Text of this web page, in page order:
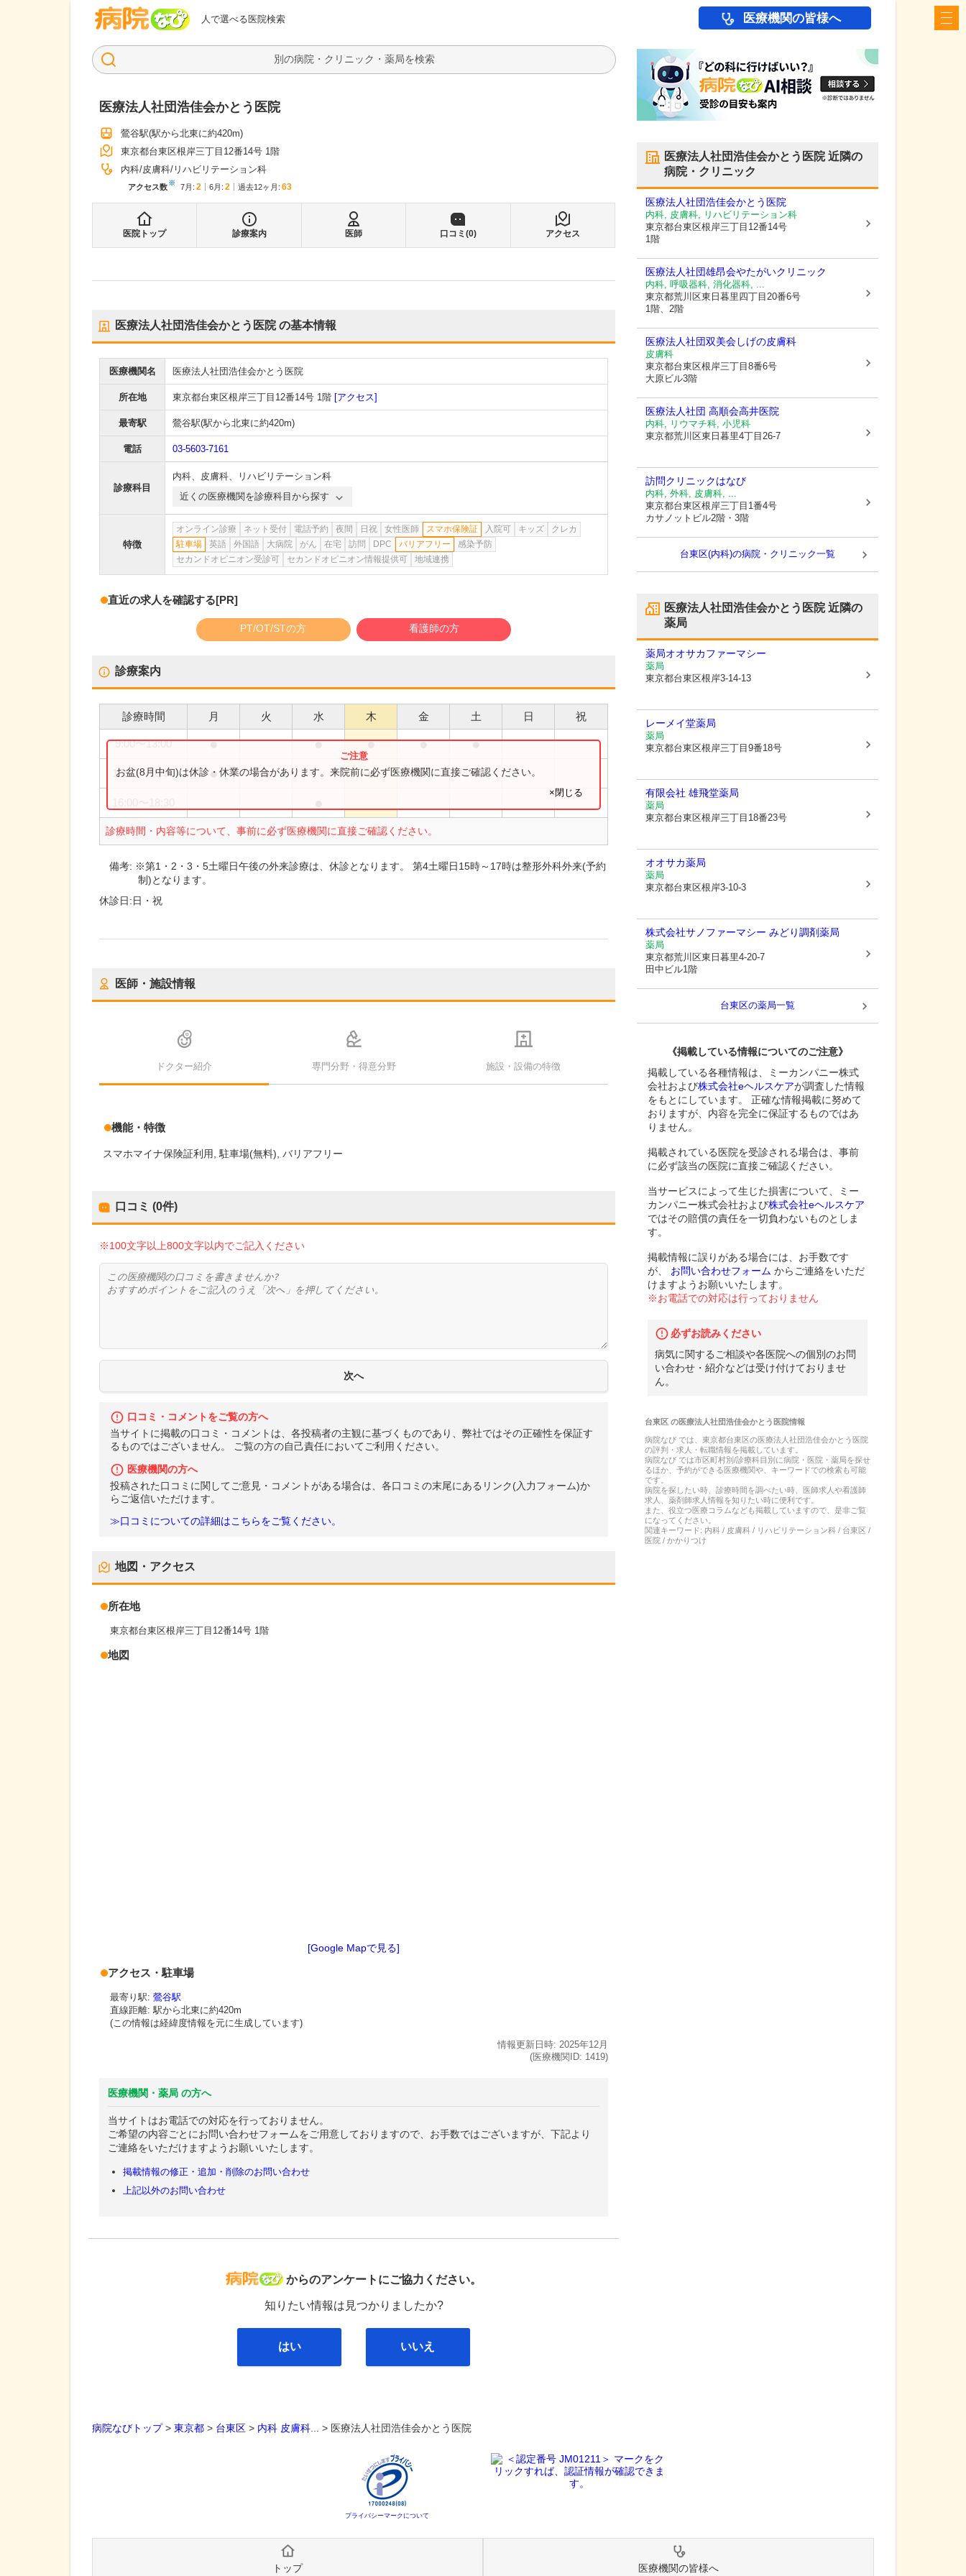
人で選べる医院検索
病院なび 医療機関の皆様へ
検索
医療法人社団浩佳会かとう医院
鶯谷駅(駅から北東に約420m)
東京都台東区根岸三丁目12番14号 1階
内科 皮膚科 リハビリテーション科
アクセス数※ 7月 : 2 6月 : 2 過去12ヶ月: 63
医院トップ 診療案内 医師 口コミ(0) アクセス
医療法人社団浩佳会かとう医院の基本情報
医療機関名 医療法人社団浩佳会かとう医院
所在地 東京都台東区根岸三丁目12番14号 1階 [アクセス]
最寄駅 鶯谷駅(駅から北東に約420m)
電話 03-5603-7161
診療科目
内科、 皮膚科、
リハビリテーション科
近くの医療機関を診療科目から探す
特徴
オンライン診療 ネット受付 電話予約 夜間 日祝 女性医師 スマホ保険証 入院可 キッズ
クレカ
駐車場
英語 外国語 大病院 がん 在宅 訪問 DPC バリアフリー
感染予防
セカンドオピニオン受診可
セカンドオピニオン情報提供可 地域連携
直近の求人を確認する[PR]
PT/OT/STの方 看護師の方
診療案内
診療時間 月 火 水 木 金 土 日 祝
9:00〜13:00 ● ● ● ● ●
15:30〜18:30 ● ● ● ●
診療時間・内容等について、事前に必ず医療機関に直接ご確認ください。
お盆(8月中旬)は休診・休業の場合があります。来院前に必ず医療機関に直接ご確認ください。
×閉じる
備考: ※第1・2・3・5土曜日午後の外来診療は、休診となります。 第4土曜日15時～17時は整形外科外来(予約
制)となります。
休診日:日・祝
医師・施設情報
ドクター紹介 専門分野・得意分野 施設・設備の特徴
機能・特徴
スマホマイナ保険証利用 駐車場(無料) バリアフリー
口コミ (0件)
※100文字以上800文字以内でご記入ください
口コミ・コメントをご覧の方へ
当サイトに掲載の口コミ・コメントは、各投稿者の主観に基づくものであり、弊社ではその正確性を保証す
るものではございません。 ご覧の方の自己責任においてご利用ください。
医療機関の方へ
投稿された口コミに関してご意見・コメントがある場合は、各口コミの末尾にあるリンク(入力フォーム)か
らご返信いただけます。
≫口コミについての詳細はこちらをご覧ください。
地図・アクセス
所在地
東京都台東区根岸三丁目12番14号 1階
地図
[Google Mapで見る]
アクセス・駐車場
最寄り駅: 鶯谷駅
直線距離: 駅から北東に約420m
(この情報は経緯度情報を元に生成しています)
情報更新日時: 2025年12月
(医療機関ID: 1419)
医療機関・薬局 の方へ
当サイトはお電話での対応を行っておりません。
ご希望の内容ごとにお問い合わせフォームをご用意しておりますので、お手数ではございますが、下記より
ご連絡をいただけますようお願いいたします。
掲載情報の修正・追加・削除のお問い合わせ
上記以外のお問い合わせ
病院なび
からのアンケートにご協力ください。
知りたい情報は見つかりましたか?
はい いいえ
医療法人社団浩佳会かとう医院近隣の
病院・クリニック
医療法人社団浩佳会かとう医院
内科, 皮膚科, リハビリテーション科
東京都台東区根岸三丁目12番14号
1階
医療法人社団雄昂会やたがいクリニック
内科, 呼吸器科, 消化器科, ...
東京都荒川区東日暮里四丁目20番6号
1階、2階
医療法人社団双美会しげの皮膚科
皮膚科
東京都台東区根岸三丁目8番6号
大原ビル3階
医療法人社団 高順会高井医院
内科, リウマチ科, 小児科
東京都荒川区東日暮里4丁目26-7
訪問クリニックはなび
内科, 外科, 皮膚科, ...
東京都台東区根岸三丁目1番4号
カサノットビル2階・3階
台東区(内科)の病院・クリニック一覧
医療法人社団浩佳会かとう医院近隣の
薬局
薬局オオサカファーマシー
薬局
東京都台東区根岸3-14-13
レーメイ堂薬局
薬局
東京都台東区根岸三丁目9番18号
有限会社 雄飛堂薬局
薬局
東京都台東区根岸三丁目18番23号
オオサカ薬局
薬局
東京都台東区根岸3-10-3
株式会社サノファーマシー みどり調剤薬局
薬局
東京都荒川区東日暮里4-20-7
田中ビル1階
台東区の薬局一覧
《掲載している情報についてのご注意》
掲載している各種情報は、ミーカンパニー株式
会社および株式会社eヘルスケアが調査した情報
をもとにしています。 正確な情報掲載に努めて
おりますが、内容を完全に保証するものではあ
りません。
掲載されている医院を受診される場合は、事前
に必ず該当の医院に直接ご確認ください。
当サービスによって生じた損害について、ミー
カンパニー株式会社および株式会社eヘルスケア
ではその賠償の責任を一切負わないものとしま
す。
掲載情報に誤りがある場合には、お手数です
が、
お問い合わせフォーム からご連絡をいただ
けますようお願いいたします。
※お電話での対応は行っておりません
必ずお読みください
病気に関するご相談や各医院への個別のお問
い合わせ・紹介などは受け付けておりませ
ん。
台東区の医療法人社団浩佳会かとう医院情報
病院なび では、 東京都台東区の医療法人社団浩佳会かとう医院
の評判・求人・転職情報を掲載しています。
病院なび では市区町村別/診療科目別に病院・医院・薬局を探せ
るほか、予約ができる医療機関や、キーワードでの検索も可能
です。
病院を探したい時、診療時間を調べたい時、医師求人や看護師
求人、薬剤師求人情報を知りたい時に便利です。
また、役立つ医療コラムなども掲載していますので、是非ご覧
になってください。
関連キーワード: 内科 / 皮膚科 / リハビリテーション科 / 台東区 /
医院 / かかりつけ
病院なびトップ> 東京都 > 台東区 > 内科 皮膚科 ... > 医療法人社団浩佳会かとう医院
プライバシーマークについて
トップ 医療機関の皆様へ